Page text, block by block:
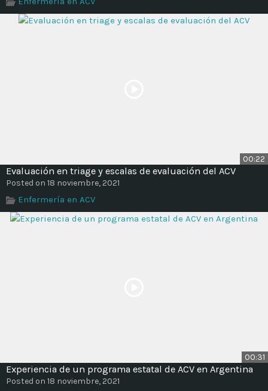
Time
00:22
Evaluación en triage y escalas de evaluación del ACV
Posted on 18 noviembre, 2021
Enfermería en ACV
00:31
Experiencia de un programa estatal de ACV en Argentina
Posted on 18 noviembre, 2021